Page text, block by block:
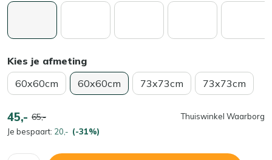
Kies je afmeting
60x60cm
60x60cm 73x73cm 73x73cm
45,- 65,-
Je bespaart: 20,- (-31%)
Thuiswinkel Waarborg